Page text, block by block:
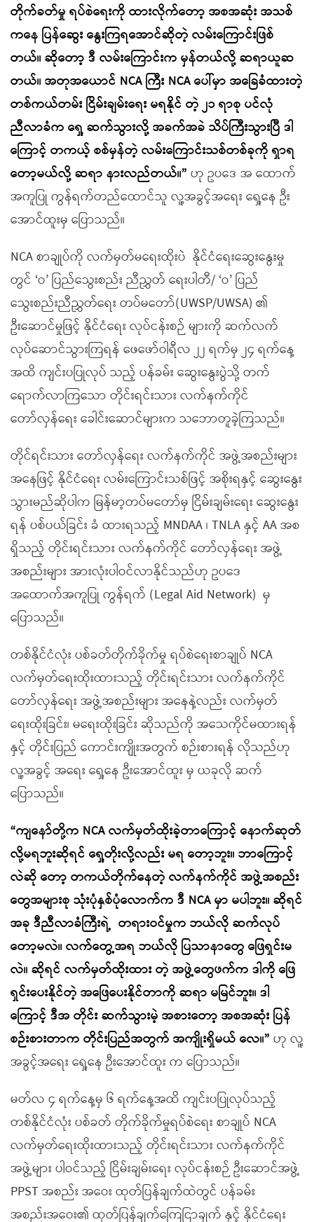
တိုက်ခတ်မှု ရပ်စဲရေးကို ထားလိုက်တော့ အစအဆုံး အသစ်
ကနေ ပြန်ဆွေး နွေးကြရအောင်ဆိုတဲ့ လမ်းကြောင်းဖြစ်
တယ်။ ဆိုတော့ ဒီ လမ်းကြောင်းက မှန်တယ်လို့ ဆရာယူဆ
တယ်။ အတုအယောင် NCA ကြီး NCA ပေါ်မှာ အခြေခံထားတဲ့
တစ်ကယ်တမ်း ငြိမ်းချမ်းရေး မရနိုင် တဲ့ ၂၁ ရာစု ပင်လုံ
ညီလာခံက ရှေ့ ဆက်သွားလို့ အခက်အခဲ သိပ်ကြီးသွားပြီ ဒါ
ကြောင့် တကယ့် စစ်မှန်တဲ့ လမ်းကြောင်းသစ်တစ်ခုကို ရှာရ
တော့မယ်လို့ ဆရာ နားလည်တယ်။” ဟု ဥပဒေ အ ထောက်
အကူပြု ကွန်ရက်တည်ထောင်သူ လူ့အခွင့်အရေး ရှေ့နေ ဦး
အောင်ထူးမှ ပြောသည်။
NCA စာချုပ်ကို လက်မှတ်မရေးထိုးပဲ နိုင်ငံရေးဆွေးနွေးမှု
တွင် ‘ဝ’ ပြည်သွေးစည်း ညီညွှတ် ရေးပါတီ/ ‘ဝ’ ပြည်
သွေးစည်းညီညွှတ်ရေး တပ်မတော်(UWSP/UWSA) ၏
ဦးဆောင်မှုဖြင့် နိုင်ငံရေး လုပ်ငန်းစဉ် များကို ဆက်လက်
လုပ်ဆောင်သွားကြရန် ဖေဖော်ဝါရီလ ၂၂ ရက်မှ ၂၄ ရက်နေ့
အထိ ကျင်းပပြုလုပ် သည့် ပန်ခမ်း ဆွေးနွေးပွဲသို့ တက်
ရောက်လာကြသော တိုင်းရင်းသား လက်နက်ကိုင်
တော်လှန်ရေး ခေါင်းဆောင်များက သဘောတူခဲ့ကြသည်။
တိုင်ရင်းသား တော်လှန်ရေး လက်နက်ကိုင် အဖွဲ့အစည်းများ
အနေဖြင့် နိုင်ငံရေး လမ်းကြောင်းသစ်ဖြင့် အစိုးရနှင့် ဆွေးနွေး
သွားမည်ဆိုပါက မြန်မာ့တပ်မတော်မှ ငြိမ်းချမ်းရေး ဆွေးနွေး
ရန် ပစ်ပယ်ခြင်း ခံ ထားရသည့် MNDAA ၊ TNLA နှင့် AA အစ
ရှိသည့် တိုင်းရင်းသား လက်နက်ကိုင် တော်လှန်ရေး အဖွဲ့
အစည်းများ အားလုံးပါဝင်လာနိုင်သည်ဟု ဥပဒေ
အထောက်အကူပြု ကွန်ရက် (Legal Aid Network) မှ
ပြောသည်။
တစ်နိုင်ငံလုံး ပစ်ခတ်တိုက်ခိုက်မှု ရပ်စဲရေးစာချုပ် NCA
လက်မှတ်ရေးထိုးထားသည့် တိုင်းရင်းသား လက်နက်ကိုင်
တော်လှန်ရေး အဖွဲ့အစည်းများ အနေနဲ့လည်း လက်မှတ်
ရေးထိုးခြင်း၊ မရေးထိုးခြင်း ဆိုသည်ကို အသေကိုင်မထားရန်
နှင့် တိုင်းပြည် ကောင်းကျိုးအတွက် စဉ်းစားရန် လိုသည်ဟု
လူ့အခွင့် အရေး ရှေ့နေ ဦးအောင်ထူး မှ ယခုလို ဆက်
ပြောသည်။
“ကျနော်တို့က NCA လက်မှတ်ထိုးခဲ့တာကြောင့် နောက်ဆုတ်
လို့မရဘူးဆိုရင် ရှေ့တိုးလို့လည်း မရ တော့ဘူး။ ဘာကြောင့်
လဲဆို တော့ တကယ်တိုက်နေတဲ့ လက်နက်ကိုင် အဖွဲ့အစည်း
တွေအများစု သုံးပုံနှစ်ပုံလောက်က ဒီ NCA မှာ မပါဘူး။ ဆိုရင်
အခု ဒီညီလာခံကြီးရဲ့ တရားဝင်မှုက ဘယ်လို ဆက်လုပ်
တော့မလဲ။ လက်တွေ့အရ ဘယ်လို ပြသာနာတွေ ဖြေရှင်းမ
လဲ။ ဆိုရင် လက်မှတ်ထိုးထား တဲ့ အဖွဲ့တွေဖက်က ဒါကို ဖြေ
ရှင်းပေးနိုင်တဲ့ အဖြေပေးနိုင်တာကို ဆရာ မမြင်ဘူး။ ဒါ
ကြောင့် ဒီအ တိုင်း ဆက်သွားမဲ့ အစားတော့ အစအဆုံး ပြန်
စဉ်းစားတာက တိုင်းပြည်အတွက် အကျိုးရှိမယ် လေ။” ဟု လူ့
အခွင့်အရေး ရှေ့နေ ဦးအောင်ထူး က ပြောသည်။
မတ်လ ၄ ရက်နေ့မှ ၆ ရက်နေ့အထိ ကျင်းပပြုလုပ်သည့်
တစ်နိုင်ငံလုံး ပစ်ခတ် တိုက်ခိုက်မှုရပ်စဲရေး စာချုပ် NCA
လက်မှတ်ရေးထိုးထားသည့် တိုင်းရင်းသား လက်နက်ကိုင်
အဖွဲ့များ ပါဝင်သည့် ငြိမ်းချမ်းရေး လုပ်ငန်းစဉ် ဦးဆောင်အဖွဲ့
PPST အစည်း အဝေး ထုတ်ပြန်ချက်ထဲတွင် ပန်ခမ်း
အစည်းအဝေး၏ ထုတ်ပြန်ချက်ကြေငြာချက် နှင့် နိုင်ငံရေး